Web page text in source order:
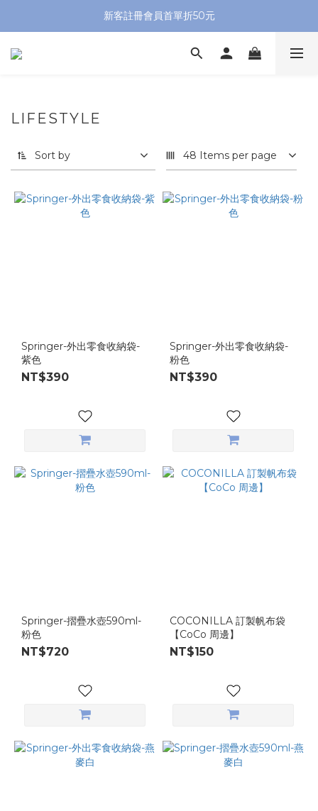
新客註冊會員首單折50元
LIFESTYLE
Sort by 48 Items per page
Springer-外出零食收納袋-
紫色
NT$390
Springer-外出零食收納袋-
粉色
NT$390
Springer-摺疊水壺590ml-
粉色
NT$720
COCONILLA 訂製帆布袋
【CoCo 周邊】
NT$150